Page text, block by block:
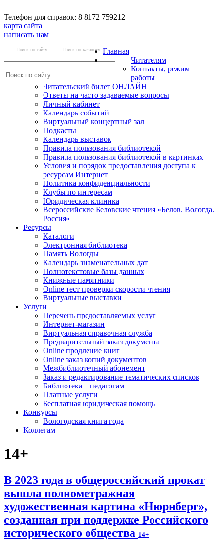
Телефон для справок: 8 8172 759212
карта сайта
написать нам
Поиск по сайту Поиск по каталогу Главная
Читателям
Контакты, режим
работы
Читательский билет ОНЛАЙН
Ответы на часто задаваемые вопросы
Личный кабинет
Календарь событий
Виртуальный концертный зал
Подкасты
Календарь выставок
Правила пользования библиотекой
Правила пользования библиотекой в картинках
Условия и порядок предоставления доступа к
ресурсам Интернет
Политика конфиденциальности
Клубы по интересам
Юридическая клиника
Всероссийские Беловские чтения «Белов. Вологда.
Россия»
Ресурсы
Каталоги
Электронная библиотека
Память Вологды
Календарь знаменательных дат
Полнотекстовые базы данных
Книжные памятники
Online тест проверки скорости чтения
Виртуальные выставки
Услуги
Перечень предоставляемых услуг
Интернет-магазин
Виртуальная справочная служба
Предварительный заказ документа
Online продление книг
Online заказ копий документов
Межбиблиотечный абонемент
Заказ и редактирование тематических списков
Библиотека – педагогам
Платные услуги
Бесплатная юридическая помощь
Конкурсы
Вологодская книга года
Коллегам
14+
В 2023 года в общероссийский прокат
вышла полнометражная
художественная картина «Нюрнберг»,
созданная при поддержке Российского
исторического общества 14+